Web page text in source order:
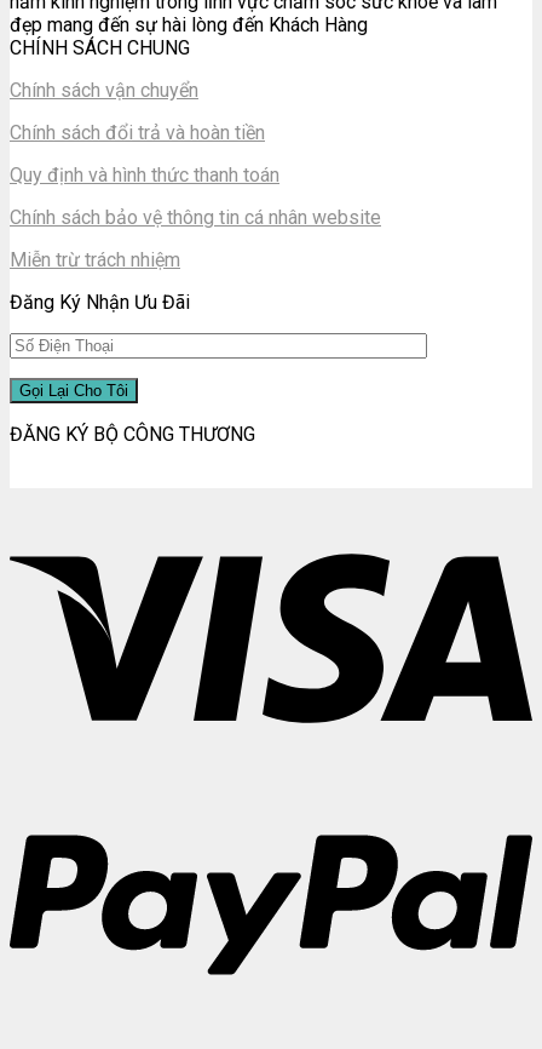
đẹp mang đến sự hài lòng đến Khách Hàng
CHÍNH SÁCH CHUNG
Chính sách vận chuyển
Chính sách đổi trả và hoàn tiền
Quy định và hình thức thanh toán
Chính sách bảo vệ thông tin cá nhân website
Miễn trừ trách nhiệm
Đăng Ký Nhận Ưu Đãi
ĐĂNG KÝ BỘ CÔNG THƯƠNG